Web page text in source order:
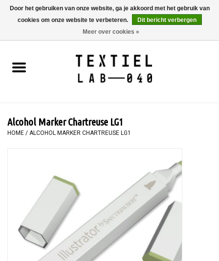
0 Artikelen - €0,00
BOEKEN
SCHILDEREN
WORKSHOPS
SPECIALS
TOOLS
Alcohol Marker Chartreuse LG1
HOME / ALCOHOL MARKER CHARTREUSE LG1
Door het gebruiken van onze website, ga je akkoord met het gebruik van
cookies om onze website te verbeteren.
Dit bericht verbergen
Meer over cookies »